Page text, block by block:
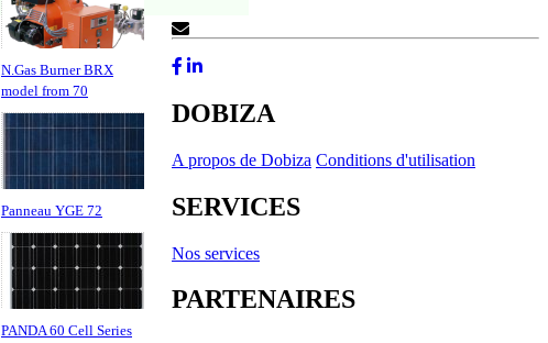
N.Gas Burner BRX
model from 70
Panneau YGE 72
PANDA 60 Cell Series
DOBIZA
A propos de Dobiza Conditions d'utilisation
SERVICES
Nos services
PARTENAIRES